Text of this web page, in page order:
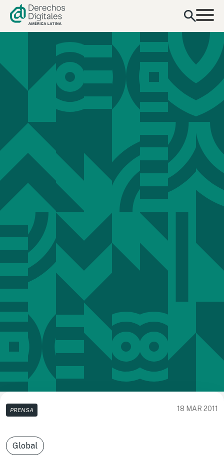
contenido
PRENSA 18 MAR 2011
Global